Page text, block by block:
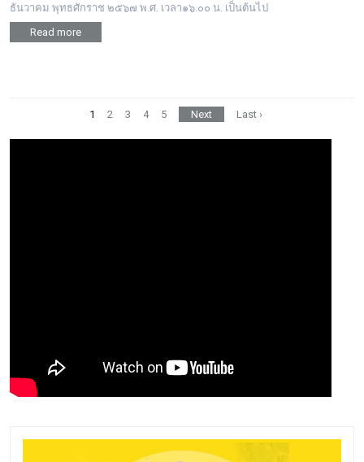
ธันวาคม พุทธศักราช ๒๕๖๗ พ.ศ. เวลา๑๖.๐๐ น. เป็นต้นไป
Read more
1 2 3 4 5 Next Last ›